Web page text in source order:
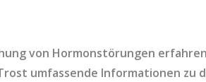
von Hormonstörungen
umfassende Informationen zu